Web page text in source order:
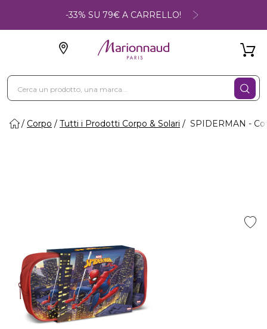
-33% SU 79€ A CARRELLO!
Corpo Tutti i Prodotti Corpo & Solari SPIDERMAN -